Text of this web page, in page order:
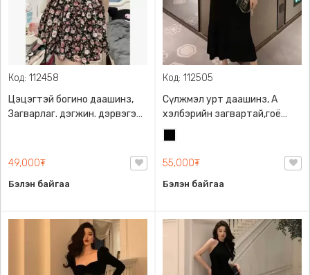
Код: 112458
Цэцэгтэй богино даашинз,
Загварлаг. дэгжин. дэрвэгэр
49,000₮
Бэлэн байгаа
Код: 112505
Сүлжмэл урт даашинз, A
хэлбэрийн загвартай,гоё
материалтай
55,000₮
Бэлэн байгаа